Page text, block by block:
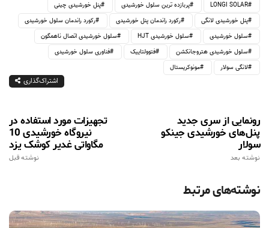
LONGI SOLAR پربازده ترین سلول خورشیدی
پنل خورشیدی چینی
پنل خورشیدی لانگی
رکورد راندمان پنل خورشیدی
رکورد راندمان سلول خورشیدی
سلول خورشیدی
سلول خورشیدی HJT
سلول خورشیدی اتصال ناهمگون
سلول خورشیدی هتروجانکشن
فتوولتاییک
فناوری سلول خورشیدی
لانگی سولار
مونوکریستال
اشتراک‌گذاری
تجهیزات مورد استفاده در
نیروگاه خورشیدی 10
مگاواتی غدیر کوشک یزد
نوشته قبل
رونمایی از سری جدید
پنل‌های خورشیدی جینکو
سولار
نوشته بعد
نوشته‌های مرتبط